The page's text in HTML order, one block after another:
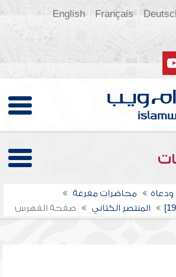
Français
English
ودعاة
محاضرات مفرغة
المنتصر الكتاني صفحة الفهرس